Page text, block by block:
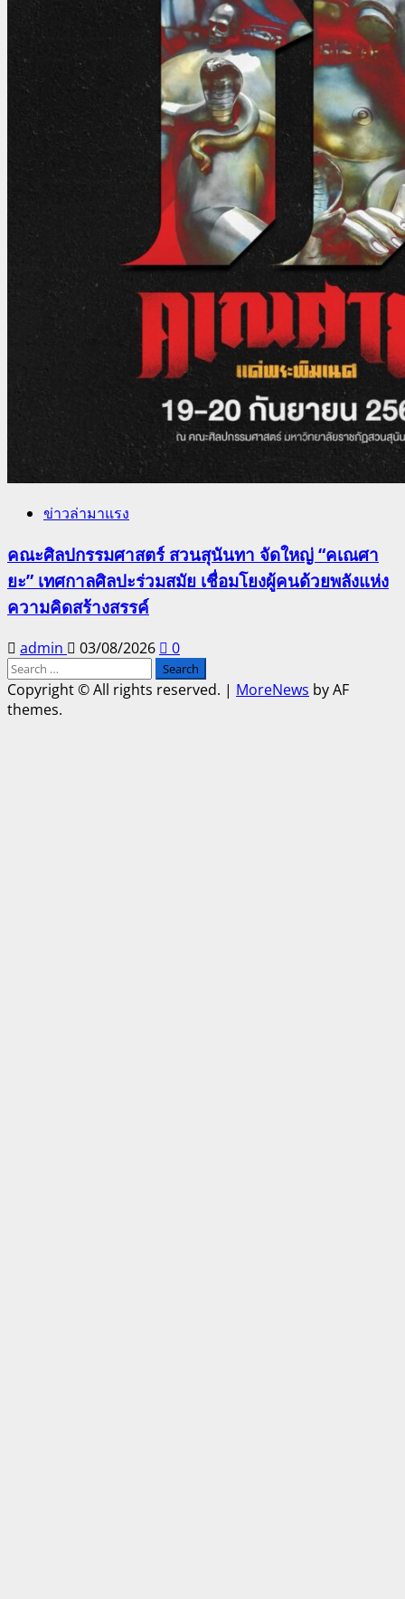
ข่าวล่ามาแรง
คณะศิลปกรรมศาสตร์ สวนสุนันทา จัดใหญ่ “คเณศา
ยะ” เทศกาลศิลปะร่วมสมัย เชื่อมโยงผู้คนด้วยพลังแห่ง
ความคิดสร้างสรรค์
admin 03/08/2026
0
Search
for:
Copyright © All rights reserved. | MoreNews by AF
themes.